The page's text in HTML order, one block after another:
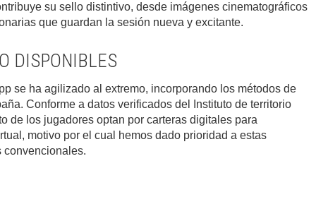
su sello distintivo, desde imágenes cinematográficos
que guardan la sesión nueva y excitante.
DISPONIBLES
se ha agilizado al extremo, incorporando los métodos de
Conforme a datos verificados del Instituto de territorio
de los jugadores optan por carteras digitales para
motivo por el cual hemos dado prioridad a estas
convencionales.